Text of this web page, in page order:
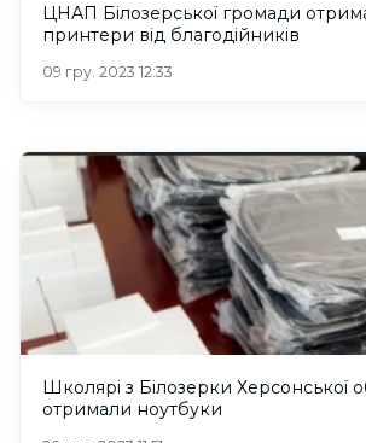
ЦНАП Білозерської громади
принтери від благодійників
09 гру. 2023 12:33
Школярі з Білозерки Херсонської
отримали ноутбуки